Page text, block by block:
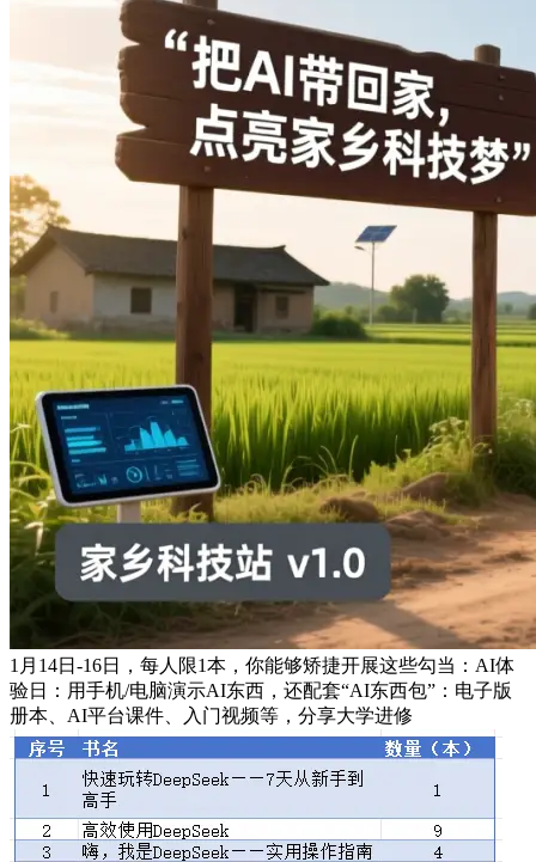
1月14日-16日，每人限1本，你能够矫捷开展这些勾当：AI体
验日：用手机/电脑演示AI东西，还配套“AI东西包”：电子版
册本、AI平台课件、入门视频等，分享大学进修